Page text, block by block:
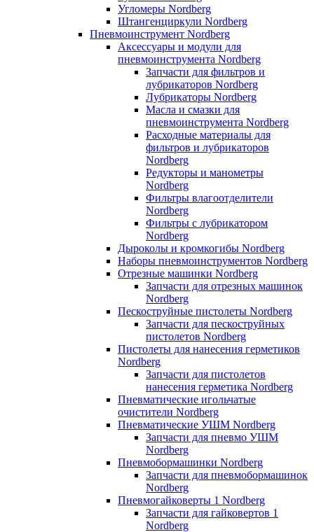
Угломеры Nordberg
Штангенциркули Nordberg
Пневмоинструмент Nordberg
Аксессуары и модули для
пневмоинструмента Nordberg
Запчасти для фильтров и
лубрикаторов Nordberg
Лубрикаторы Nordberg
Масла и смазки для
пневмоинструмента Nordberg
Расходные материалы для
фильтров и лубрикаторов
Nordberg
Редукторы и манометры
Nordberg
Фильтры влагоотделители
Nordberg
Фильтры с лубрикатором
Nordberg
Дыроколы и кромкогибы Nordberg
Наборы пневмоинструментов Nordberg
Отрезные машинки Nordberg
Запчасти для отрезных машинок
Nordberg
Пескоструйные пистолеты Nordberg
Запчасти для пескоструйных
пистолетов Nordberg
Пистолеты для нанесения герметиков
Nordberg
Запчасти для пистолетов
нанесения герметика Nordberg
Пневматические игольчатые
очистители Nordberg
Пневматические УШМ Nordberg
Запчасти для пневмо УШМ
Nordberg
Пневмобормашинки Nordberg
Запчасти для пневмобормашинок
Nordberg
Пневмогайковерты 1 Nordberg
Запчасти для гайковертов 1
Nordberg